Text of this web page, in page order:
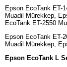
Epson EcoTank ET-
Muadil Mürekkep,
EcoTank ET-2550
Epson EcoTank ET-
Muadil Mürekkep,
Epson EcoTank L